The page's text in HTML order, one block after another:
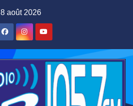
8 août 2026